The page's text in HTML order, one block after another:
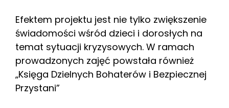
Efektem projektu jest nie tylko zwiększenie
świadomości wśród dzieci i dorosłych na
temat sytuacji kryzysowych. W ramach
prowadzonych zajęć powstała również
„Księga Dzielnych Bohaterów i Bezpiecznej
Przystani”